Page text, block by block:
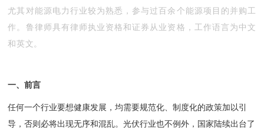
尤其对能源电力行业较为熟悉，参与过百余个能源项目的并购工
作。鲁律师具有律师执业资格和证券从业资格，工作语言为中文
和英文。
一、前言
任何一个行业要想健康发展，均需要规范化、制度化的政策加以引
导，否则必将出现无序和混乱。光伏行业也不例外，国家陆续出台了